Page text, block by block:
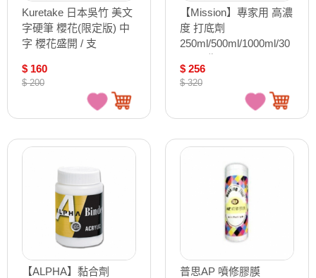
Kuretake 日本吳竹 美文
字硬筆 櫻花(限定版) 中
字 櫻花盛開 / 支
$ 160
$ 200
【Mission】專家用 高濃
度 打底劑
250ml/500ml/1000ml/30
MGW-500 MGW-1000
MGW-3000
$ 256
$ 320
【ALPHA】黏合劑
普思AP 噴修膠膜